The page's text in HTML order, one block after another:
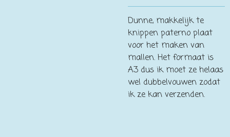
Dunne, makkelijk te
knippen paterno plaat
voor het maken van
mallen. Het formaat is
A3 dus ik moet ze helaas
wel dubbelvouwen zodat
ik ze kan verzenden.